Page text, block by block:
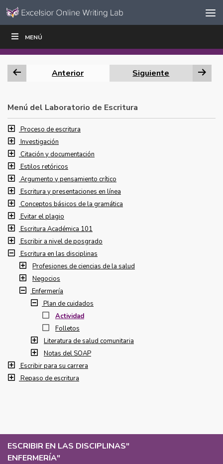
Ir al contenido
navegación
MENÚ
ESCRIBIR EN LAS DISCIPLINAS"
ENFERMERÍA"
ESCRIBIR
Anterior Siguiente
Menú del Laboratorio de Escritura
Proceso de escritura
Investigación
Citación y documentación
Estilos retóricos
Argumento y pensamiento crítico
Escritura y presentaciones en línea
Conceptos básicos de la gramática
Evitar el plagio
Escritura Académica 101
Escribir a nivel de posgrado
Escritura en las disciplinas
Profesiones de ciencias de la salud
Negocios
Enfermería
Plan de cuidados
Actividad
Folletos
Literatura de salud comunitaria
Notas del SOAP
Escribir para su carrera
Repaso de escritura